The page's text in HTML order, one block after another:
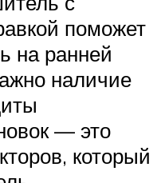
поможет
на ранней
наличие
— это
который